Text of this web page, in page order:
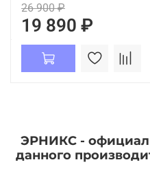
26 900 ₽
19 890 ₽
ЭРНИКС -
данного